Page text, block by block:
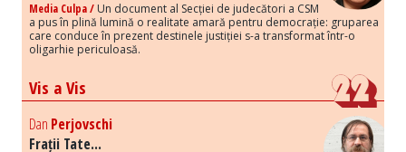
Media Culpa / Un document al Secției de judecători a CSM
a pus în plină lumină o realitate amară pentru democrație: gruparea
care conduce în prezent destinele justiției s-a transformat într-o
oligarhie periculoasă.
Vis a Vis
Dan Perjovschi
Frații Tate...